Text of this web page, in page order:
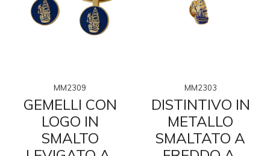
MM2309
GEMELLI CON
LOGO IN
SMALTO
MM2303
DISTINTIVO IN
METALLO
SMALTATO A